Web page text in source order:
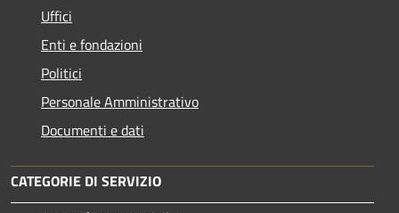
Uffici
Enti e fondazioni
Politici
Personale Amministrativo
Documenti e dati
CATEGORIE DI SERVIZIO